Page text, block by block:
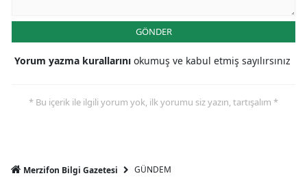
GÖNDER
Yorum yazma kurallarını okumuş ve kabul etmiş sayılırsınız
* Bu içerik ile ilgili yorum yok, ilk yorumu siz yazın, tartışalım *
Merzifon Bilgi Gazetesi GÜNDEM